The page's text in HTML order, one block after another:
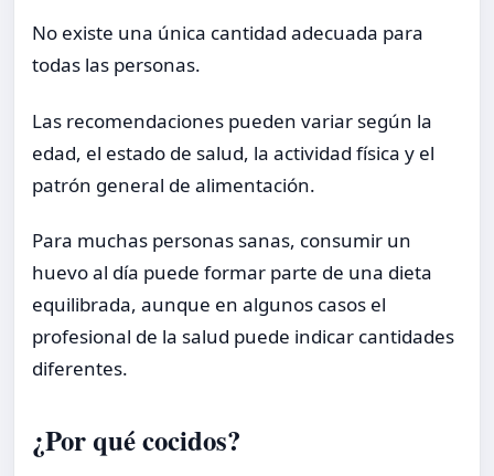
No existe una única cantidad adecuada para
todas las personas.
Las recomendaciones pueden variar según la
edad, el estado de salud, la actividad física y el
patrón general de alimentación.
Para muchas personas sanas, consumir un
huevo al día puede formar parte de una dieta
equilibrada, aunque en algunos casos el
profesional de la salud puede indicar cantidades
diferentes.
¿Por qué cocidos?